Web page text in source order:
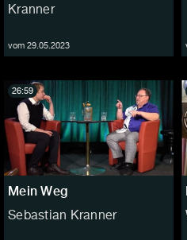
Kranner
vom 29.05.2023
Mein Weg
Sebastian Kranner
26:59